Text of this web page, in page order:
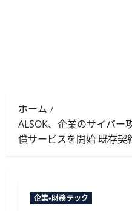
ホーム
ALSOK、企業のサイバー
償サービスを開始 既存契
企業・財務テック